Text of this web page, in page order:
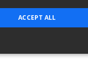
ACCEPT ALL